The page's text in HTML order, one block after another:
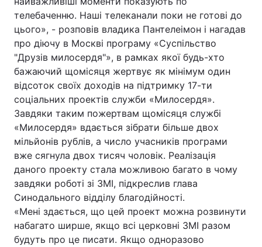
Контакти
Послуги
телебаченню. Наші телеканали поки не готові до
цього», - розповів владика Пантелеімон і нагадав
про діючу в Москві програму «Суспільство
"Друзів милосердя"», в рамках якої будь-хто
бажаючий щомісяця жертвує як мінімум один
відсоток своїх доходів на підтримку 17-ти
соціальних проектів служби «Милосердя».
Завдяки таким пожертвам щомісяця службі
«Милосердя» вдається зібрати більше двох
мільйонів рублів, а число учасників програми
вже сягнула двох тисяч чоловік. Реалізація
даного проекту стала можливою багато в чому
завдяки роботі зі ЗМІ, підкреслив глава
Синодального відділу благодійності.
«Мені здається, що цей проект можна розвинути
набагато ширше, якщо всі церковні ЗМІ разом
будуть про це писати. Якщо одноразово